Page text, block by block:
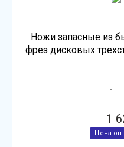
Ножи запасные из
фрез дисковых
-
1